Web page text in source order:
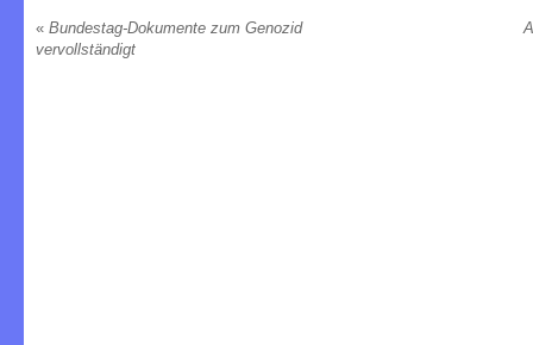
« Bundestag-Dokumente zum Genozid
vervollständigt